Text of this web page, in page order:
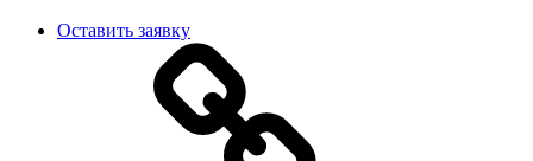
Оставить заявку